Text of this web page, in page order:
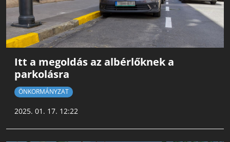
Itt a megoldás az albérlőknek a
parkolásra
ÖNKORMÁNYZAT
2025. 01. 17. 12:22